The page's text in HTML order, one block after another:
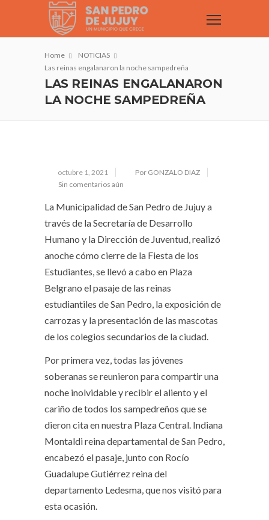
Home
NOTICIAS
Las reinas engalanaron la noche sampedreña
LAS REINAS ENGALANARON
LA NOCHE SAMPEDREÑA
octubre 1, 2021
Por GONZALO DIAZ
Sin comentarios aún
La Municipalidad de San Pedro de Jujuy a
través de la Secretaría de Desarrollo
Humano y la Dirección de Juventud, realizó
anoche cómo cierre de la Fiesta de los
Estudiantes, se llevó a cabo en Plaza
Belgrano el pasaje de las reinas
estudiantiles de San Pedro, la exposición de
carrozas y la presentación de las mascotas
de los colegios secundarios de la ciudad.
Por primera vez, todas las jóvenes
soberanas se reunieron para compartir una
noche inolvidable y recibir el aliento y el
cariño de todos los sampedreños que se
dieron cita en nuestra Plaza Central. Indiana
Montaldi reina departamental de San Pedro,
encabezó el pasaje, junto con Rocío
Guadalupe Gutiérrez reina del
departamento Ledesma, que nos visitó para
esta ocasión.